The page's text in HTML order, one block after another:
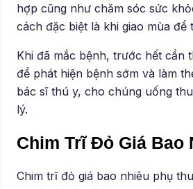
hợp cũng như chăm sóc sức
cách đặc biệt là khi giao mùa để
Khi đã mắc bệnh, trước hết cần
để phát hiện bệnh sớm và làm
bác sĩ thú y, cho chúng uống
lý.
Chim Trĩ Đỏ Giá Bao
Chim trĩ đỏ giá bao nhiêu phụ